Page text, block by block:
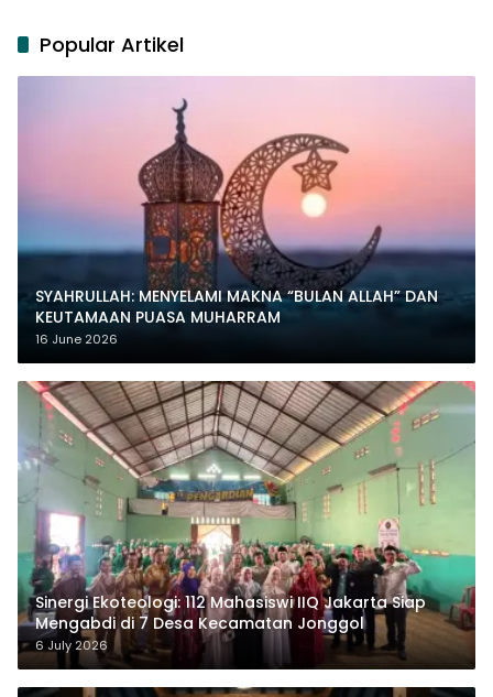
Popular Artikel
SYAHRULLAH: MENYELAMI MAKNA “BULAN ALLAH” DAN
KEUTAMAAN PUASA MUHARRAM
16 June 2026
‎Sinergi Ekoteologi: 112 Mahasiswi IIQ Jakarta Siap
Mengabdi di 7 Desa Kecamatan Jonggol
6 July 2026